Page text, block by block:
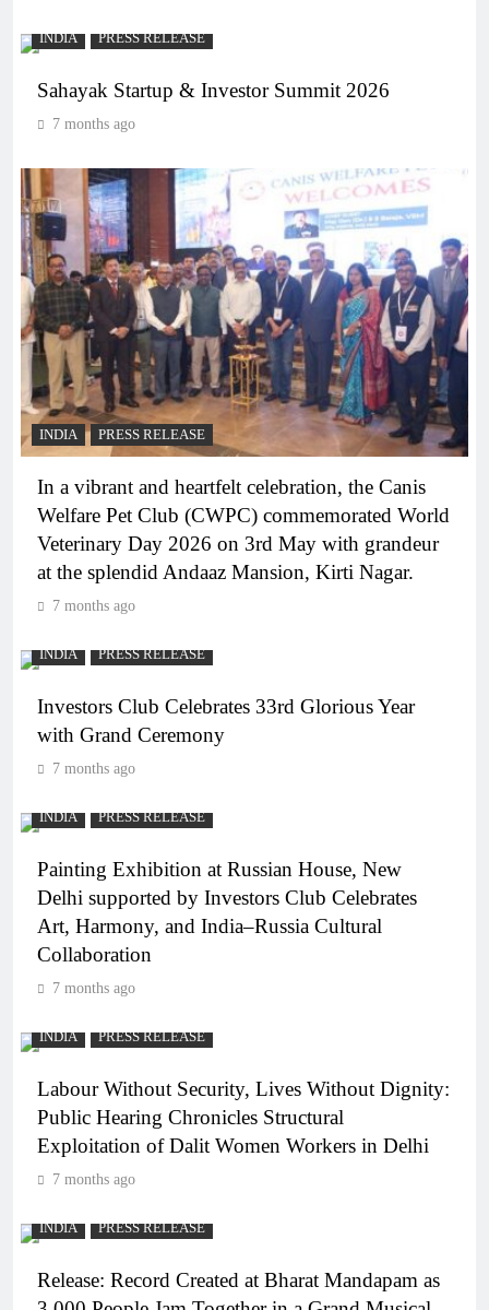
INDIA PRESS RELEASE
Sahayak Startup & Investor Summit 2026
7 months ago
INDIA PRESS RELEASE
In a vibrant and heartfelt celebration, the Canis
Welfare Pet Club (CWPC) commemorated World
Veterinary Day 2026 on 3rd May with grandeur
at the splendid Andaaz Mansion, Kirti Nagar.
7 months ago
INDIA PRESS RELEASE
Investors Club Celebrates 33rd Glorious Year
with Grand Ceremony
7 months ago
INDIA PRESS RELEASE
Painting Exhibition at Russian House, New
Delhi supported by Investors Club Celebrates
Art, Harmony, and India–Russia Cultural
Collaboration
7 months ago
INDIA PRESS RELEASE
Labour Without Security, Lives Without Dignity:
Public Hearing Chronicles Structural
Exploitation of Dalit Women Workers in Delhi
7 months ago
INDIA PRESS RELEASE
Release: Record Created at Bharat Mandapam as